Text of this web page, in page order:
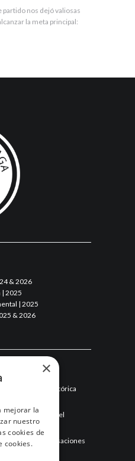
partido nos dejó valiosas
la meta principal:
& 2026
| 2025
| 2025
& 2026
temporada histórica
hizo historia para el
recupera sensaciones
×
mejorar la
nuestro
cookies de
cookies.